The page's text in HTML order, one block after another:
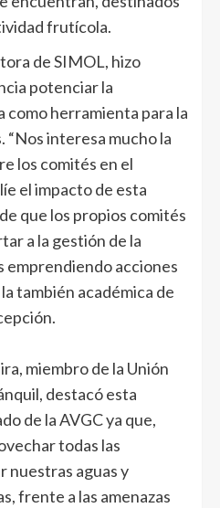
frutícola.
de SIMOL, hizo
potenciar la
herramienta para la
“Nos interesa mucho la
los comités en el
el impacto de esta
que los propios comités
a la gestión de la
emprendiendo acciones
también académica de
miembro de la Unión
destacó esta
de la AVGC ya que,
todas las
nuestras aguas y
frente a las amenazas